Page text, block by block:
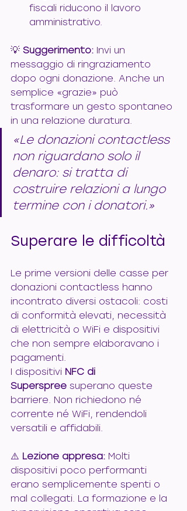
fiscali riducono il lavoro
amministrativo.
💡 Suggerimento: Invi un
messaggio di ringraziamento
dopo ogni donazione. Anche un
semplice «grazie» può
trasformare un gesto spontaneo
in una relazione duratura.
«Le donazioni contactless
non riguardano solo il
denaro: si tratta di
costruire relazioni a lungo
termine con i donatori.»
Superare le difficoltà
Le prime versioni delle casse per
donazioni contactless hanno
incontrato diversi ostacoli: costi
di conformità elevati, necessità
di elettricità o WiFi e dispositivi
che non sempre elaboravano i
pagamenti.
I dispositivi NFC di
Superspree superano queste
barriere. Non richiedono né
corrente né WiFi, rendendoli
versatili e affidabili.
⚠️ Lezione appresa: Molti
dispositivi poco performanti
erano semplicemente spenti o
mal collegati. La formazione e la